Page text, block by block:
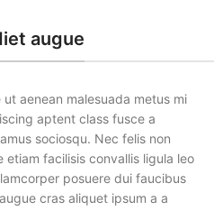
augue
aenean malesuada metus mi
aptent class fusce a
sociosqu. Nec felis non
facilisis convallis ligula leo
posuere dui faucibus
cras aliquet ipsum a a